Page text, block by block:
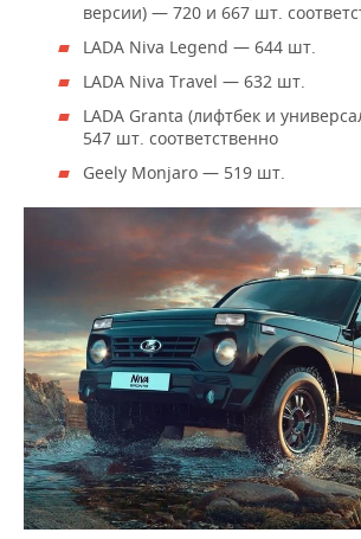
ХОККЕЙ С МЯЧОМ
ПРОИСШЕСТВИЯ
версии) — 720 и 667 шт.
LADA Niva Legend — 644 шт.
LADA Niva Travel — 632 шт.
LADA Granta (лифтбек и
547 шт. соответственно
Geely Monjaro — 519 шт.